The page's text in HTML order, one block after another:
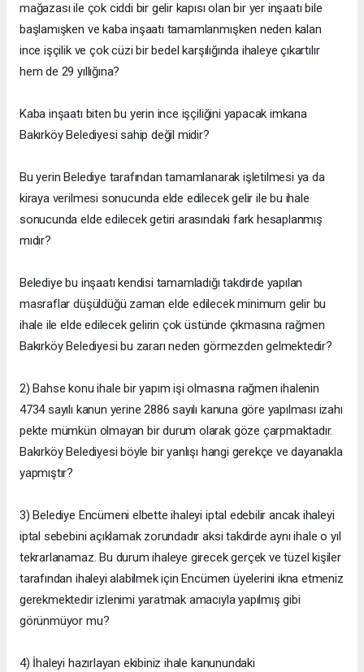
mağazası ile çok ciddi bir gelir kapısı olan bir yer inşaatı bile
başlamışken ve kaba inşaatı tamamlanmışken neden kalan
ince işçilik ve çok cüzi bir bedel karşılığında ihaleye çıkartılır
hem de 29 yıllığına?
Kaba inşaatı biten bu yerin ince işçiliğini yapacak imkana
Bakırköy Belediyesi sahip değil midir?
Bu yerin Belediye tarafından tamamlanarak işletilmesi ya da
kiraya verilmesi sonucunda elde edilecek gelir ile bu ihale
sonucunda elde edilecek getiri arasındaki fark hesaplanmış
mıdır?
Belediye bu inşaatı kendisi tamamladığı takdirde yapılan
masraflar düşüldüğü zaman elde edilecek minimum gelir bu
ihale ile elde edilecek gelirin çok üstünde çıkmasına rağmen
Bakırköy Belediyesi bu zararı neden görmezden gelmektedir?
2) Bahse konu ihale bir yapım işi olmasına rağmen ihalenin
4734 sayılı kanun yerine 2886 sayılı kanuna göre yapılması izahı
pekte mümkün olmayan bir durum olarak göze çarpmaktadır.
Bakırköy Belediyesi böyle bir yanlışı hangi gerekçe ve dayanakla
yapmıştır?
3) Belediye Encümeni elbette ihaleyi iptal edebilir ancak ihaleyi
iptal sebebini açıklamak zorundadır aksi takdirde aynı ihale o yıl
tekrarlanamaz. Bu durum ihaleye girecek gerçek ve tüzel kişiler
tarafından ihaleyi alabilmek için Encümen üyelerini ikna etmeniz
gerekmektedir izlenimi yaratmak amacıyla yapılmış gibi
görünmüyor mu?
4) İhaleyi hazırlayan ekibiniz ihale kanunundaki